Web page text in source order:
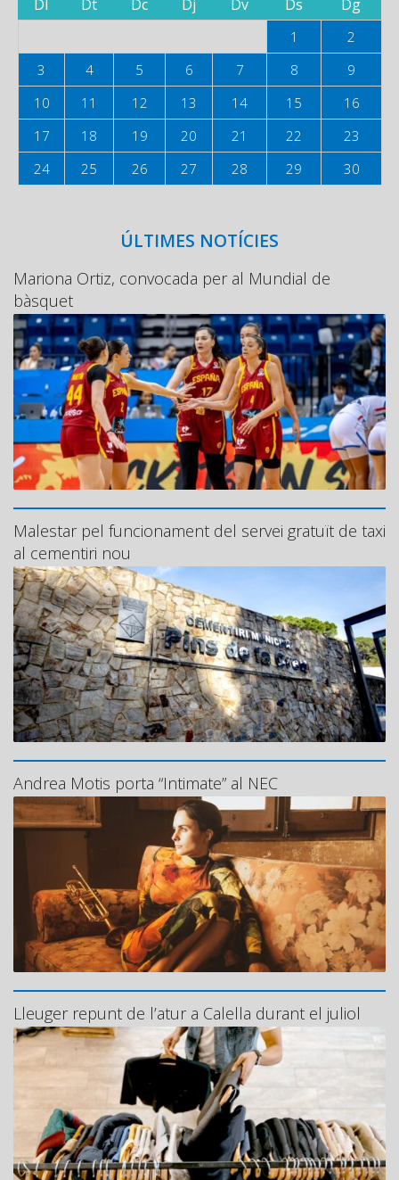
Dl Dt Dc Dj Dv Ds Dg
1
2
3
4 5 6 7 8
9
10
11 12 13 14 15
16
17
18 19 20 21 22
23
24
25 26 27 28 29 30
ÚLTIMES NOTÍCIES
Mariona Ortiz, convocada per al Mundial de
bàsquet
Malestar pel funcionament del servei gratuït de taxi
al cementiri nou
Andrea Motis porta “Intimate” al NEC
Lleuger repunt de l’atur a Calella durant el juliol